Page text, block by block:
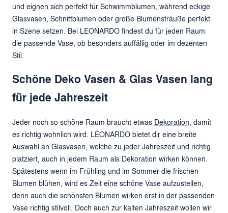
und eignen sich perfekt für Schwimmblumen, während eckige
Glasvasen, Schnittblumen oder große Blumensträuße perfekt
in Szene setzen. Bei LEONARDO findest du für jeden Raum
die passende Vase, ob besonders auffällig oder im dezenten
Stil.
Schöne Deko Vasen & Glas Vasen lang
für jede Jahreszeit
Jeder noch so schöne Raum braucht etwas Dekoration, damit
es richtig wohnlich wird. LEONARDO bietet dir eine breite
Auswahl an Glasvasen, welche zu jeder Jahreszeit und richtig
platziert, auch in jedem Raum als Dekoration wirken können.
Spätestens wenn im Frühling und im Sommer die frischen
Blumen blühen, wird es Zeit eine schöne Vase aufzustellen,
denn auch die schönsten Blumen wirken erst in der passenden
Vase richtig stilvoll. Doch auch zur kalten Jahreszeit wollen wir